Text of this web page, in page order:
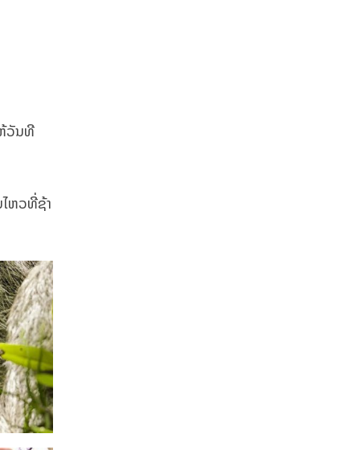
ວັນທີ
ຫວທີ່ຊ້າ